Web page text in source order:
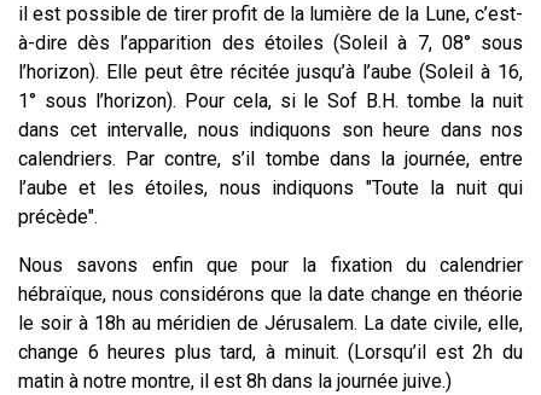
il est possible de tirer profit de la lumière de la Lune, c’est-
à-dire dès l’apparition des étoiles (Soleil à 7, 08° sous
l’horizon). Elle peut être récitée jusqu’à l’aube (Soleil à 16,
1° sous l’horizon). Pour cela, si le Sof B.H. tombe la nuit
dans cet intervalle, nous indiquons son heure dans nos
calendriers. Par contre, s’il tombe dans la journée, entre
l’aube et les étoiles, nous indiquons "Toute la nuit qui
précède".
Nous savons enfin que pour la fixation du calendrier
hébraïque, nous considérons que la date change en théorie
le soir à 18h au méridien de Jérusalem. La date civile, elle,
change 6 heures plus tard, à minuit. (Lorsqu’il est 2h du
matin à notre montre, il est 8h dans la journée juive.)